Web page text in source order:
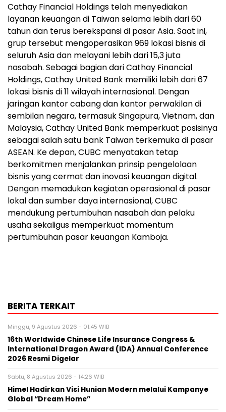
Cathay Financial Holdings telah menyediakan
layanan keuangan di Taiwan selama lebih dari 60
tahun dan terus berekspansi di pasar Asia. Saat ini,
grup tersebut mengoperasikan 969 lokasi bisnis di
seluruh Asia dan melayani lebih dari 15,3 juta
nasabah. Sebagai bagian dari Cathay Financial
Holdings, Cathay United Bank memiliki lebih dari 67
lokasi bisnis di 11 wilayah internasional. Dengan
jaringan kantor cabang dan kantor perwakilan di
sembilan negara, termasuk Singapura, Vietnam, dan
Malaysia, Cathay United Bank memperkuat posisinya
sebagai salah satu bank Taiwan terkemuka di pasar
ASEAN. Ke depan, CUBC menyatakan tetap
berkomitmen menjalankan prinsip pengelolaan
bisnis yang cermat dan inovasi keuangan digital.
Dengan memadukan kegiatan operasional di pasar
lokal dan sumber daya internasional, CUBC
mendukung pertumbuhan nasabah dan pelaku
usaha sekaligus memperkuat momentum
pertumbuhan pasar keuangan Kamboja.
BERITA TERKAIT
Minggu, 9 Agustus 2026 - 01:45 WIB
16th Worldwide Chinese Life Insurance Congress &
International Dragon Award (IDA) Annual Conference
2026 Resmi Digelar
Sabtu, 8 Agustus 2026 - 14:26 WIB
Himel Hadirkan Visi Hunian Modern melalui Kampanye
Global “Dream Home”